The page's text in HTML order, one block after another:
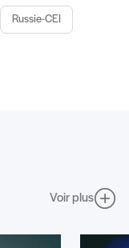
Russie-CEI
Voir plus